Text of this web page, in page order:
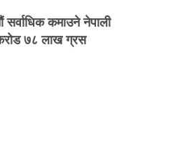
सर्वाधिक कमाउने नेपाली
७८ लाख ग्रस